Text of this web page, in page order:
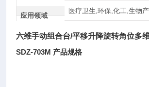
应用领域
医疗卫生,环保,化工,生物
六维手动组合台/平移升降旋转角位多
SDZ-703M 产品规格